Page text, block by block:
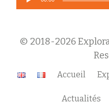
© 2018-2026
Menu
secondaire
Accueil
Actualités